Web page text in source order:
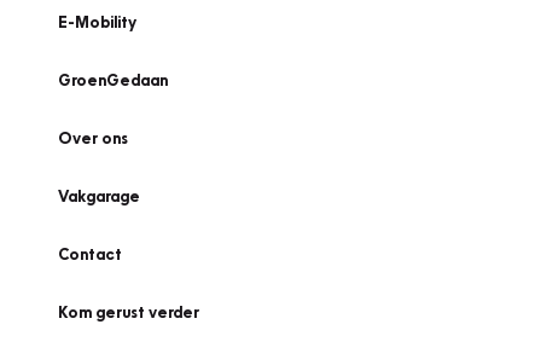
E-Mobility
GroenGedaan
Over ons
Vakgarage
Contact
Kom gerust verder